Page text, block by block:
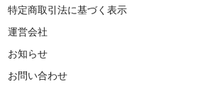
特定商取引法に基づく表示
運営会社
お知らせ
お問い合わせ